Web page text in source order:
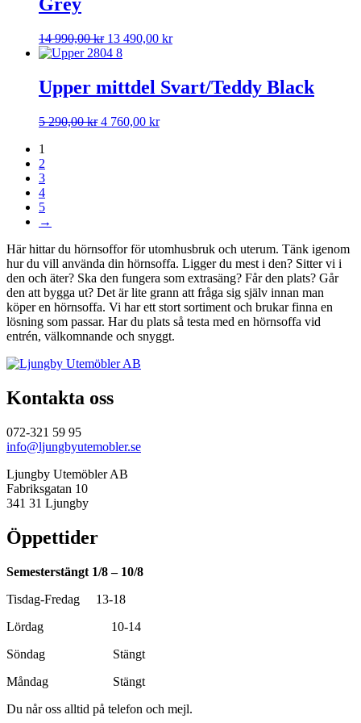
Grey
14 990,00kr Det
ursprungliga
var:
14
13 490,00 krDet
13
Upper mittdel Svart/Teddy Black
5 290,00kr Det
4 760,00 krDet
1
2
3
4
5
→
Här hittar du hörnsoffor för utomhusbruk och uterum. Tänk igenom
hur du vill använda din hörnsoffa. Ligger du mest i den? Sitter vi i
den och äter? Ska den fungera som extrasäng? Får den plats? Går
den att bygga ut? Det är lite grann att fråga sig själv innan man
köper en hörnsoffa. Vi har ett stort sortiment och brukar finna en
lösning som passar. Har du plats så testa med en hörnsoffa vid
entrén, välkomnande och snyggt.
Kontakta oss
072-321 59 95
info@ljungbyutemobler.se
Ljungby Utemöbler AB
Fabriksgatan 10
341 31 Ljungby
Öppettider
Semesterstängt 1/8 – 10/8
Tisdag-Fredag 13-18
Lördag 10-14
Söndag Stängt
Måndag Stängt
Du når oss alltid på telefon och mejl.